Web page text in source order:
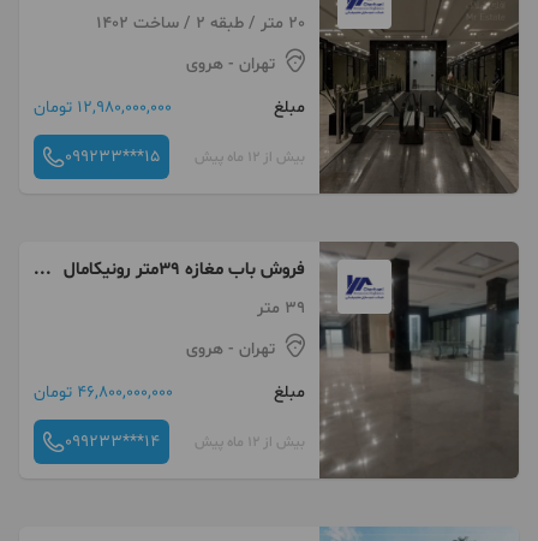
خرید رونیکا مال
20 متر / طبقه 2 / ساخت 1402
تهران - هروی
مبلغ
12,980,000,000 تومان
بیش از 12 ماه پیش 099233***15
فروش باب مغازه 39متر رونیکامال
در هروی
39 متر
تهران - هروی
مبلغ
46,800,000,000 تومان
بیش از 12 ماه پیش 099233***14